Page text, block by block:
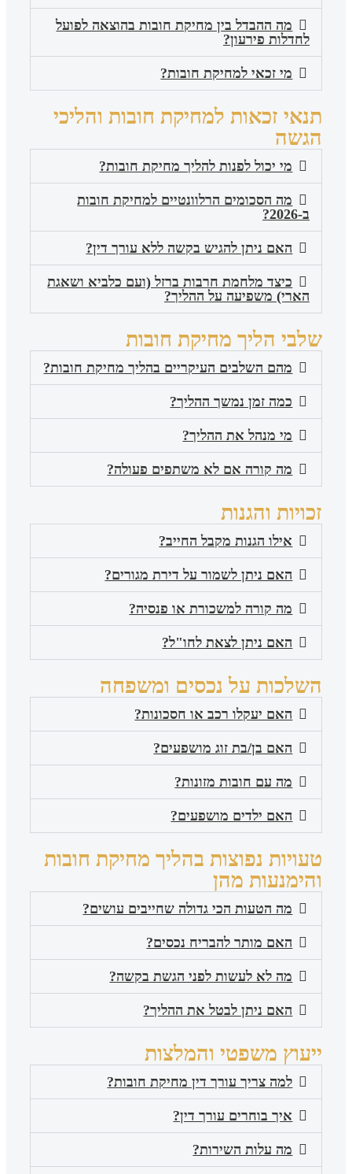
מה ההבדל בין מחיקת חובות בהוצאה לפועל
לחדלות פירעון?
מי זכאי למחיקת חובות?
תנאי זכאות למחיקת חובות והליכי
הגשה
מי יכול לפנות להליך מחיקת חובות?
מה הסכומים הרלוונטיים למחיקת חובות
ב-2026?
האם ניתן להגיש בקשה ללא עורך דין?
כיצד מלחמת חרבות ברזל (ועם כלביא ושאגת
הארי) משפיעה על ההליך?
שלבי הליך מחיקת חובות
מהם השלבים העיקריים בהליך מחיקת חובות?
כמה זמן נמשך ההליך?
מי מנהל את ההליך?
מה קורה אם לא משתפים פעולה?
זכויות והגנות
אילו הגנות מקבל החייב?
האם ניתן לשמור על דירת מגורים?
מה קורה למשכורת או פנסיה?
האם ניתן לצאת לחו"ל?
השלכות על נכסים ומשפחה
האם יעקלו רכב או חסכונות?
האם בן/בת זוג מושפעים?
מה עם חובות מזונות?
האם ילדים מושפעים?
טעויות נפוצות בהליך מחיקת חובות
והימנעות מהן
מה הטעות הכי גדולה שחייבים עושים?
האם מותר להבריח נכסים?
מה לא לעשות לפני הגשת בקשה?
האם ניתן לבטל את ההליך?
ייעוץ משפטי והמלצות
למה צריך עורך דין מחיקת חובות?
איך בוחרים עורך דין?
מה עלות השירות?